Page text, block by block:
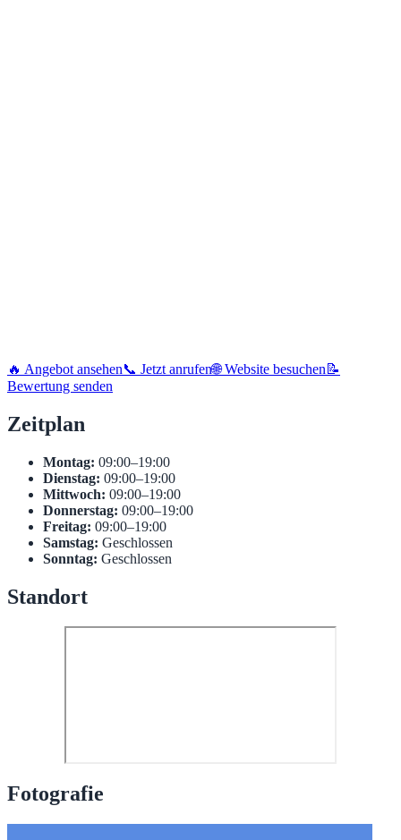
🔥 Angebot ansehen📞 Jetzt anrufen🌐 Website besuchen 📝
Bewertung senden
Zeitplan
Montag: 09:00–19:00
Dienstag: 09:00–19:00
Mittwoch: 09:00–19:00
Donnerstag: 09:00–19:00
Freitag: 09:00–19:00
Samstag: Geschlossen
Sonntag: Geschlossen
Standort
Fotografie